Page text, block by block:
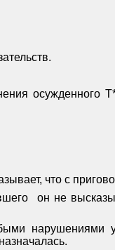
осужденного
что с
он не
нарушениями